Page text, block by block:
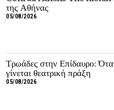
της Αθήνας
05/08/2026
Τρωάδες στην Επίδαυρο:
γίνεται θεατρική πράξη
05/08/2026